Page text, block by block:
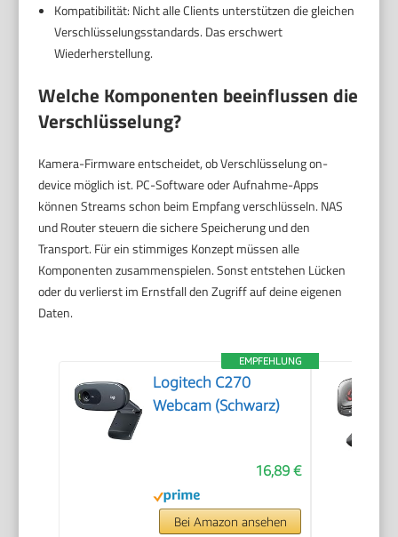
Kompatibilität: Nicht alle Clients unterstützen die gleichen
Verschlüsselungsstandards. Das erschwert
Wiederherstellung.
Welche Komponenten beeinflussen die
Verschlüsselung?
Kamera-Firmware entscheidet, ob Verschlüsselung on-
device möglich ist. PC-Software oder Aufnahme-Apps
können Streams schon beim Empfang verschlüsseln. NAS
und Router steuern die sichere Speicherung und den
Transport. Für ein stimmiges Konzept müssen alle
Komponenten zusammenspielen. Sonst entstehen Lücken
oder du verlierst im Ernstfall den Zugriff auf deine eigenen
Daten.
EMPFEHLUNG
Logitech C270
Webcam (Schwarz)
16,89 €
Bei Amazon ansehen